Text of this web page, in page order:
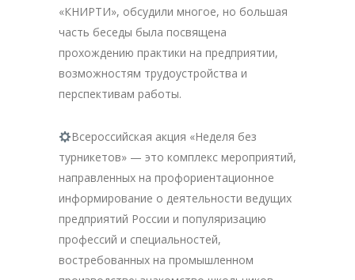
«КНИРТИ», обсудили многое, но большая
часть беседы была посвящена
прохождению практики на предприятии,
возможностям трудоустройства и
перспективам работы.
Всероссийская акция «Неделя без
турникетов» — это комплекс мероприятий,
направленных на профориентационное
информирование о деятельности ведущих
предприятий России и популяризацию
профессий и специальностей,
востребованных на промышленном